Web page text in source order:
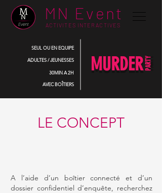
MN Event
ACTIVITES INTERACTIVES
SEUL OU EN EQUIPE
ADULTES / JEUNESSES
30MIN A 2H MURDERPARTY
AVEC BOÎTIERS
LE CONCEPT
A l’aide d’un boîtier connecté et d’un
dossier confidentiel d’enquête, recherchez